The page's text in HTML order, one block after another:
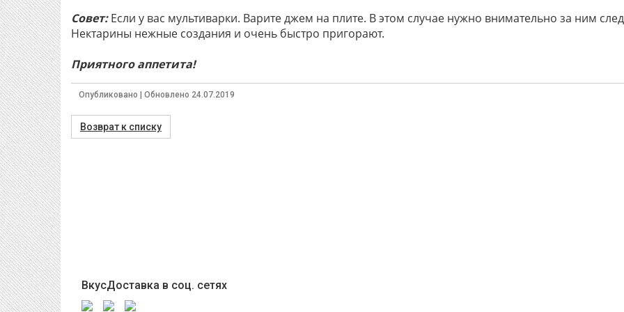
Совет:Если у вас мультиварки. Варите джем на плите. В этом случае нужно внимательно за ним
Нектарины нежные создания и очень быстро пригорают.
Приятного аппетита!
Опубликовано | Обновлено 24.07.2019
Возврат к списку
ВкусДоставка в соц. сетях